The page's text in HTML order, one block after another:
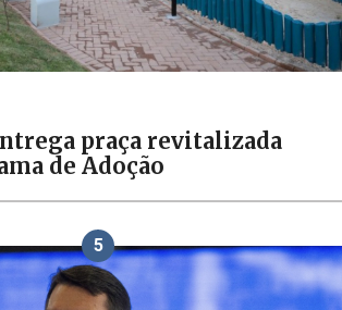
praça revitalizada
de Adoção
5